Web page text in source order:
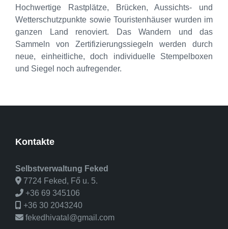
Hochwertige Rastplätze, Brücken, Aussichts- und
Wetterschutzpunkte sowie Touristenhäuser wurden im
ganzen Land renoviert. Das Wandern und das
Sammeln von Zertifizierungssiegeln werden durch
neue, einheitliche, doch individuelle Stempelboxen
und Siegel noch aufregender.
Kontakte
Selbstverwaltung Feked
7724 Feked, Fő u. 5.
+36 69 345106
+36 30 2043240
fekedhivatal@gmail.com